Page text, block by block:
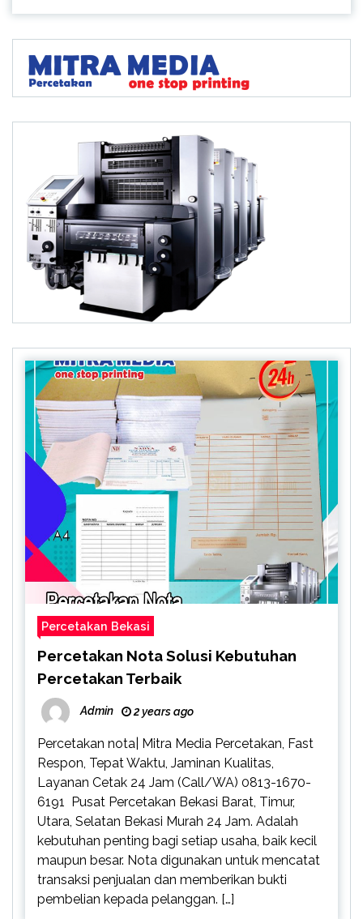
Percetakan Bekasi
Percetakan Nota Solusi Kebutuhan
Percetakan Terbaik
Admin 2 years ago
Percetakan nota| Mitra Media Percetakan, Fast
Respon, Tepat Waktu, Jaminan Kualitas,
Layanan Cetak 24 Jam (Call/WA) 0813-1670-
6191 Pusat Percetakan Bekasi Barat, Timur,
Utara, Selatan Bekasi Murah 24 Jam. Adalah
kebutuhan penting bagi setiap usaha, baik kecil
maupun besar. Nota digunakan untuk mencatat
transaksi penjualan dan memberikan bukti
pembelian kepada pelanggan. […]